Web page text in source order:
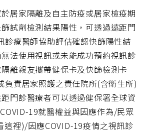
居家隔離及自主防疫或居家檢疫期
試劑檢測結果陽性，可透過遠距門
診療醫師協助評估確認快篩陽性結
法使用視訊或未能成功預約視訊診
離親友攜帶健保卡及快篩檢測卡
負責居家照護之責任院所(含衛生所)
門診醫療者可以透過健保署全球資
19就醫權益與因應作為/民眾
這裡)/因應COVID-19疫情之視訊診